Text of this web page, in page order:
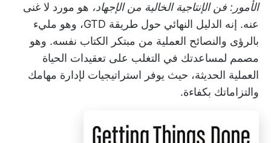
الأمور: فن الإنتاجية الخالية من الإجهاد، هو مورد لا غنى
عنه. إنه الدليل النهائي حول طريقة GTD، وهو مليء
بالرؤى والنصائح العملية من مبتكر الكتاب نفسه. وهو
مصمم لمساعدتك في التغلب على تعقيدات الحياة
العملية الحديثة، حيث يوفر استراتيجيات لإدارة مهامك
والتزاماتك بكفاءة.